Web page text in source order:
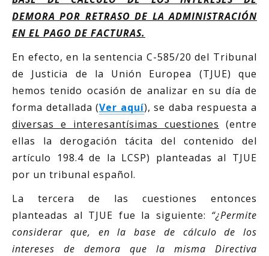
DEMORA POR RETRASO DE LA ADMINISTRACIÓN
EN EL PAGO DE FACTURAS.
En efecto, en la sentencia C-585/20 del Tribunal
de Justicia de la Unión Europea (TJUE) que
hemos tenido ocasión de analizar en su día de
forma detallada (Ver aquí), se daba respuesta a
diversas e interesantísimas cuestiones (entre
ellas la derogación tácita del contenido del
artículo 198.4 de la LCSP) planteadas al TJUE
por un tribunal español.
La tercera de las cuestiones entonces
planteadas al TJUE fue la siguiente: “¿Permite
considerar que, en la base de cálculo de los
intereses de demora que la misma Directiva